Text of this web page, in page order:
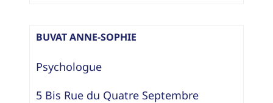
BUVAT ANNE-SOPHIE
Psychologue
5 Bis Rue du Quatre Septembre